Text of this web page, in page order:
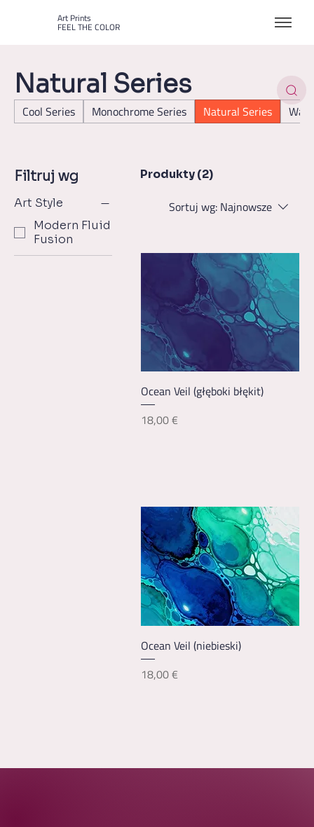
Art Prints
FEEL THE COLOR
Natural Series
Cool Series Monochrome Series Natural Series
Filtruj wg
Art Style
Modern Fluid
Fusion
Produkty (2)
Sortuj wg: Najnowsze
Podgląd
Ocean Veil (głęboki błękit)
Cena
18,00 €
Podgląd
Ocean Veil (niebieski)
Cena
18,00 €